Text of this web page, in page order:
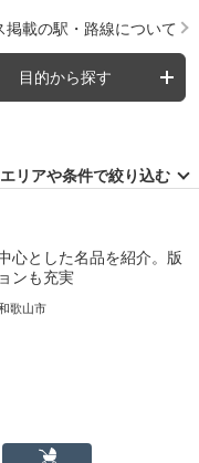
掲載の駅・路線について
目的から探す
エリアや条件で絞り込む
心とした名品を紹介。版
ンも充実
歌山市